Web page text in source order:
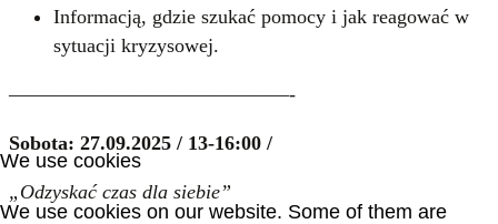
Informacją, gdzie szukać pomocy i jak reagować w
sytuacji kryzysowej.
——————————————-
Sobota: 27.09.2025 / 13-16:00 /
„Odzyskać czas dla siebie”
We use cookies
We use cookies on our website. Some of them are